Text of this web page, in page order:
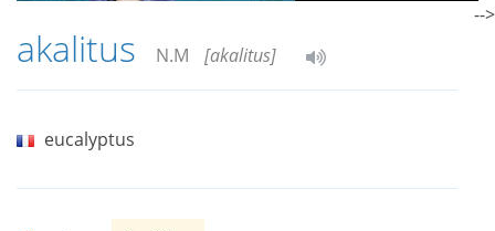
akalitus N.M [akalitus]
eucalyptus
-->